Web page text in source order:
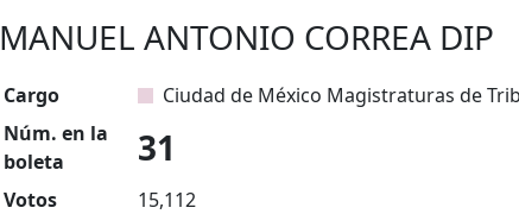
MANUEL ANTONIO CORREA DIP
Cargo
Ciudad de México Magistraturas de
Núm. en la
boleta
31
Votos
15,112